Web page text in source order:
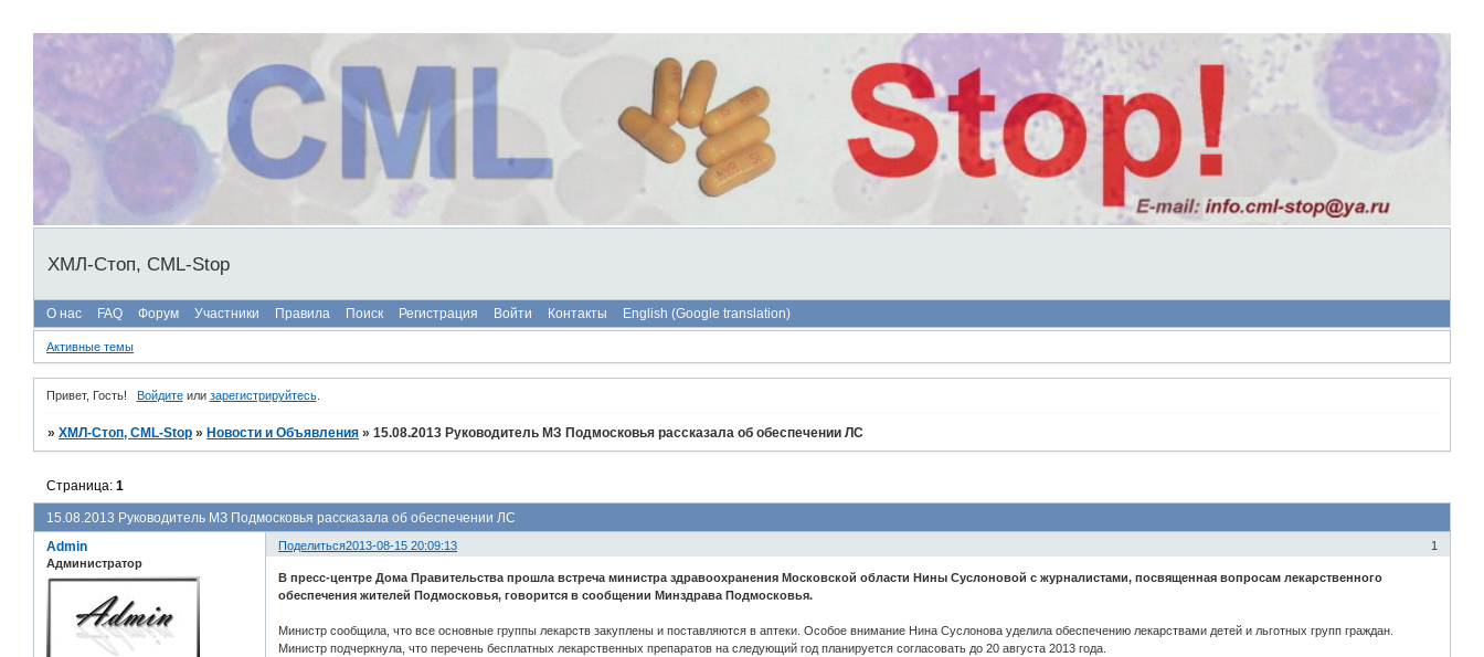
ХМЛ-Стоп, CML-Stop
О нас FAQ Форум Участники Правила Поиск Регистрация Войти Контакты English (Google translation)
Активные темы
Привет, Гость! Войдитеили зарегистрируйтесь.
»ХМЛ-Стоп, CML-Stop »Новости и Объявления »15.08.2013 Руководитель МЗ Подмосковья рассказала об обеспечении ЛС
15.08.2013 Руководитель МЗ Подмосковья рассказала об обеспечении ЛС
Страница:1
Поделиться 1
2013-08-15 20:09:13
Admin
Администратор
В пресс-центре Дома Правительства прошла встреча министра здравоохранения Московской области Нины Суслоновой с журналистами, посвященная вопросам лекарственного
обеспечения жителей Подмосковья, говорится в сообщении Минздрава Подмосковья.
Министр сообщила, что все основные группы лекарств закуплены и поставляются в аптеки. Особое внимание Нина Суслонова уделила обеспечению лекарствами детей и льготных групп граждан.
Министр подчеркнула, что перечень бесплатных лекарственных препаратов на следующий год планируется согласовать до 20 августа 2013 года.